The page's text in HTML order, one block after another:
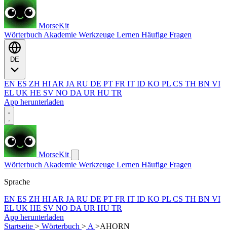
MorseKit
Wörterbuch Akademie Werkzeuge Lernen Häufige Fragen
EN ES ZH HI AR JA RU DE PT FR IT ID KO PL CS TH BN VI
EL UK HE SV NO DA UR HU TR
App herunterladen
MorseKit
Wörterbuch Akademie Werkzeuge Lernen Häufige Fragen
Sprache
EN ES ZH HI AR JA RU DE PT FR IT ID KO PL CS TH BN VI
EL UK HE SV NO DA UR HU TR
App herunterladen
Startseite > Wörterbuch > A >AHORN